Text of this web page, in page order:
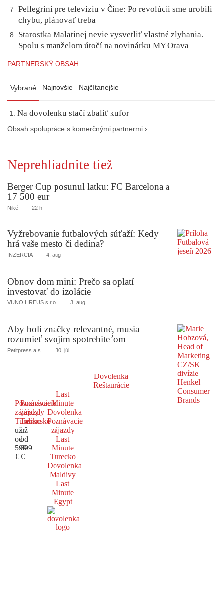
7
Pellegrini pre televíziu v Číne: Po revolúcii sme urobili
chybu, plánovať treba
8
Starostka Malatinej nevie vysvetliť vlastné zlyhania.
Spolu s manželom útočí na novinárku MY Orava
PARTNERSKÝ OBSAH
Vybrané Najnovšie Najčítanejšie
Na dovolenku stačí zbaliť kufor
Obsah spolupráce s komerčnými partnermi ›
Neprehliadnite tiež
Berger Cup posunul latku: FC Barcelona a
17 500 eur
Niké 22 h
Vyžrebovanie futbalových súťaží: Kedy
hrá vaše mesto či dedina?
INZERCIA 4. aug
Obnov dom mini: Prečo sa oplatí
investovať do izolácie
VUNO HREUS s.r.o. 3. aug
Aby boli značky relevantné, musia
rozumieť svojim spotrebiteľom
Petitpress a.s. 30. júl
Dovolenka
Reštaurácie
Poznávacie
zájazdy
Turecko
už
od
599
€
Poznávacie
zájazdy
Taliansko
už
od
699
€
Last
Minute
Dovolenka
Poznávacie
zájazdy
Last
Minute
Turecko
Dovolenka
Maldivy
Last
Minute
Egypt